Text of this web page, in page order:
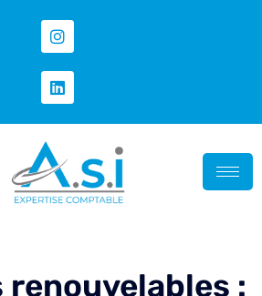
renouvelables :